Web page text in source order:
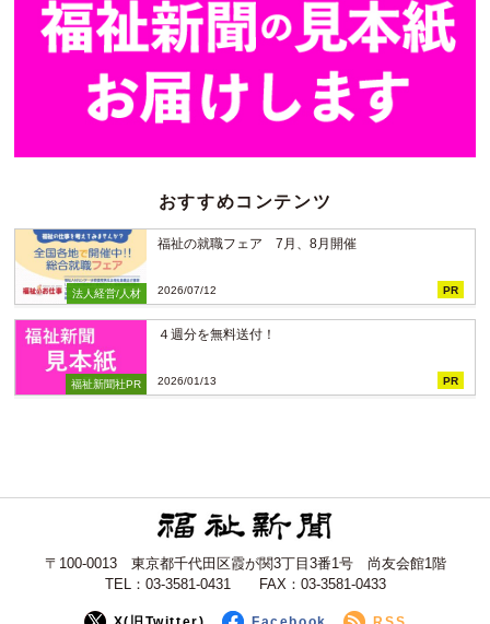
おすすめコンテンツ
法人経営/人材
福祉の就職フェア 7月、8月開催
2026/07/12 PR
福祉新聞社PR
４週分を無料送付！
2026/01/13 PR
〒100-0013 東京都千代田区霞が関3丁目3番1号 尚友会館1階
TEL：03-3581-0431 FAX：03-3581-0433